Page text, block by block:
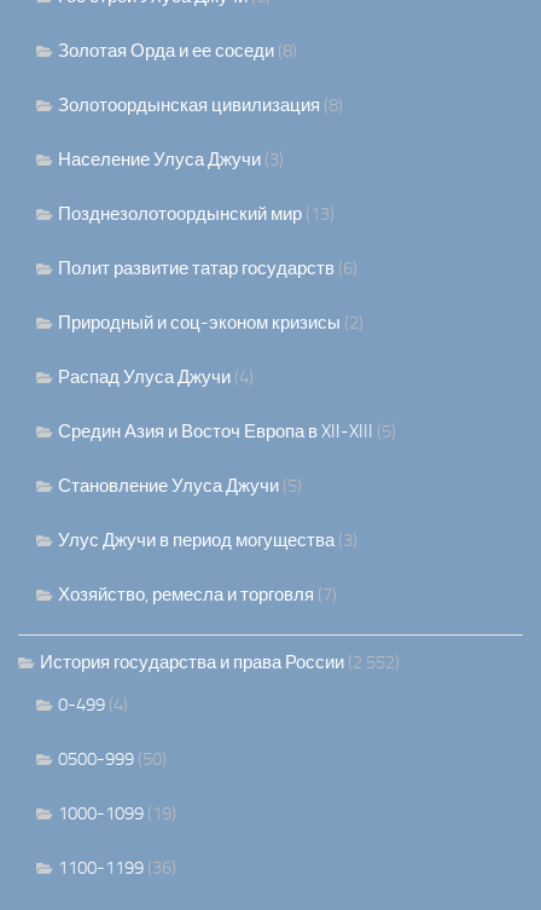
Золотая Орда и ее соседи (8)
Золотоордынская цивилизация (8)
Население Улуса Джучи (3)
Позднезолотоордынский мир (13)
Полит развитие татар государств (6)
Природный и соц-эконом кризисы (2)
Распад Улуса Джучи (4)
Средин Азия и Восточ Европа в XII-XIII (5)
Становление Улуса Джучи (5)
Улус Джучи в период могущества(3)
Хозяйство, ремесла и торговля (7)
История государства и права России (2 552)
0-499 (4)
0500-999 (50)
1000-1099 (19)
1100-1199 (36)